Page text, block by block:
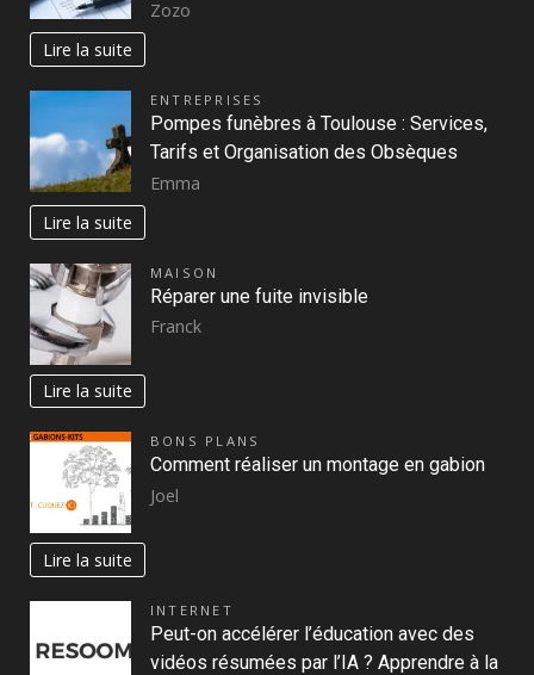
Zozo
Lire la suite
ENTREPRISES
Pompes funèbres à Toulouse : Services,
Tarifs et Organisation des Obsèques
Emma
Lire la suite
MAISON
Réparer une fuite invisible
Franck
Lire la suite
BONS PLANS
Comment réaliser un montage en gabion
Joel
Lire la suite
INTERNET
Peut-on accélérer l’éducation avec des
vidéos résumées par l’IA ? Apprendre à la